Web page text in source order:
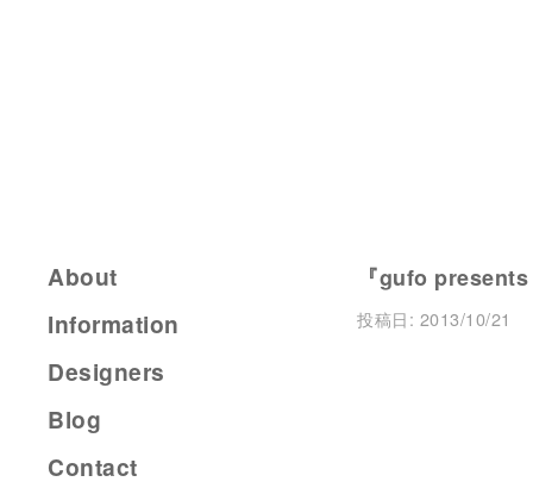
『gufo
投稿日: 2013/10/21
About
Information
Designers
Blog
Contact